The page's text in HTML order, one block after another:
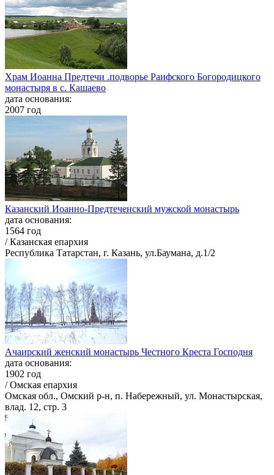
Храм Иоанна Предтечи .подворье Раифского Богородицкого
монастыря в с. Кашаево
дата основания:
2007 год
Казанский Иоанно-Предтеченский мужской монастырь
дата основания:
1564 год
/ Казанская епархия
Республика Татарстан, г. Казань, ул.Баумана, д.1/2
Ачаирский женский монастырь Честного Креста Господня
дата основания:
1902 год
/ Омская епархия
Омская обл., Омский р-н, п. Набережный, ул. Монастырская,
влад. 12, стр. 3